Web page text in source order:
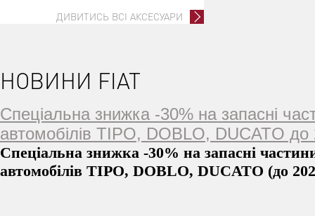
ДИВИТИСЬ ВСІ АКСЕСУАРИ
НОВИНИ FIAT
Спеціальна знижка -30% на запасні
автомобілів TIPO, DOBLO, DUCATO до
Спеціальна знижка -30% на запасні
автомобілів TIPO, DOBLO, DUCATO (до